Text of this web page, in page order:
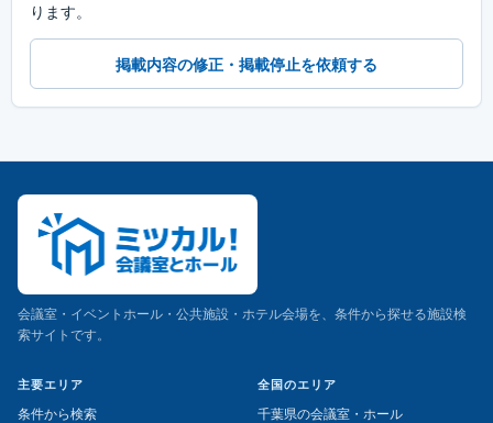
ります。
掲載内容の修正・掲載停止を依頼する
会議室・イベントホール・公共施設・ホテル会場を、条件から探せる施設検
索サイトです。
主要エリア
条件から検索
全国のエリア
千葉県の会議室・ホール